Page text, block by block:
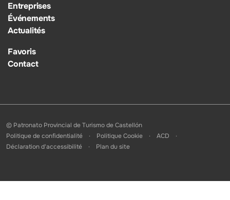
Entreprises
Événements
Actualités
Favoris
Contact
© Patronato Provincial de Turismo de Castellón
Politique de confidentialité
Politique Cookie
ACD
Déclaration d'accessibilité
Plan du site